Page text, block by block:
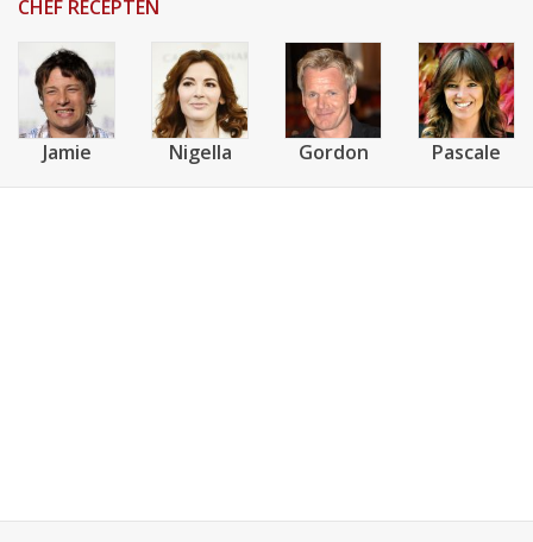
CHEF RECEPTEN
Jamie Nigella Gordon Pascale